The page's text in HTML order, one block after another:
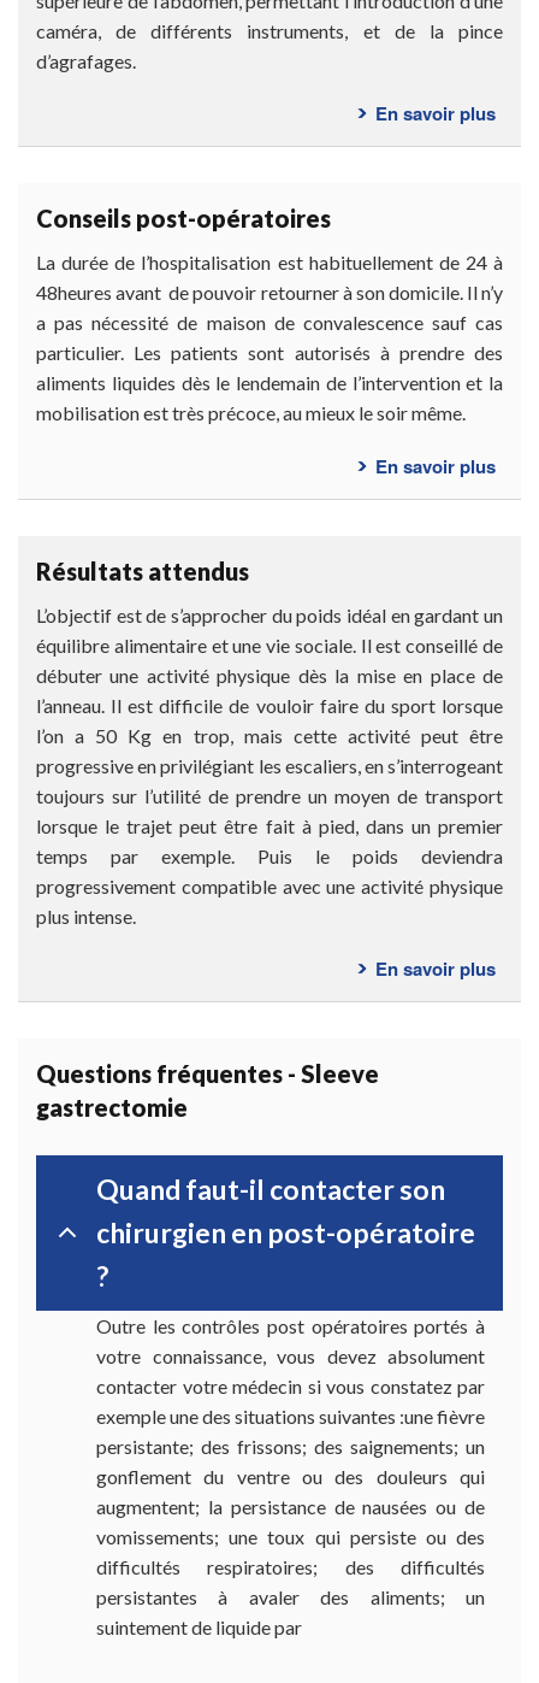
caméra, de différents instruments, et de la pince
d’agrafages.
En savoir plussur
?
Conseils post-opératoires
La durée de l’hospitalisation est habituellement de 24 à
48heures avant de pouvoir retourner à son domicile. Il n’y
a pas nécessité de maison de convalescence sauf cas
particulier. Les patients sont autorisés à prendre des
aliments liquides dès le lendemain de l’intervention et la
mobilisation est très précoce, au mieux le soir même.
En savoir plussur
Résultats attendus
L’objectif est de s’approcher du poids idéal en gardant un
équilibre alimentaire et une vie sociale. Il est conseillé de
débuter une activité physique dès la mise en place de
l’anneau. Il est difficile de vouloir faire du sport lorsque
l’on a 50 Kg en trop, mais cette activité peut être
progressive en privilégiant les escaliers, en s’interrogeant
toujours sur l’utilité de prendre un moyen de transport
lorsque le trajet peut être fait à pied, dans un premier
temps par exemple. Puis le poids deviendra
progressivement compatible avec une activité physique
plus intense.
En savoir plussur
Questions fréquentes - Sleeve
gastrectomie
Quand faut-il contacter son
chirurgien en post-opératoire
?
Outre les contrôles post opératoires portés à
votre connaissance, vous devez absolument
contacter votre médecin si vous constatez par
exemple une des situations suivantes :une fièvre
persistante; des frissons; des saignements; un
gonflement du ventre ou des douleurs qui
augmentent; la persistance de nausées ou de
vomissements; une toux qui persiste ou des
difficultés respiratoires; des difficultés
persistantes à avaler des aliments; un
suintement de liquide par